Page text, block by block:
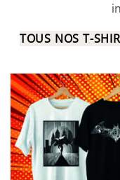
TOUS NOS T-